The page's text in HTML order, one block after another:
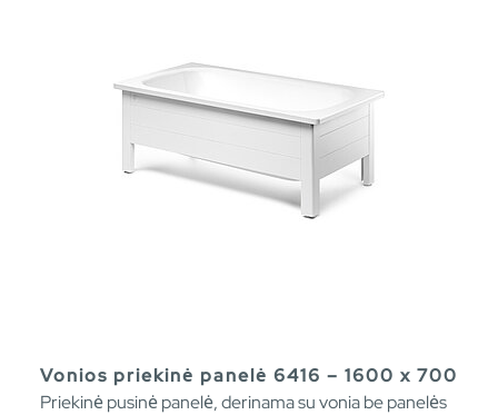
Vonios priekinė panelė 6416 – 1600 x 700
Priekinė pusinė panelė, derinama su vonia be panelės